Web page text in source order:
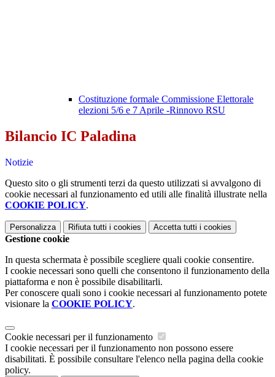
Costituzione formale Commissione Elettorale
elezioni 5/6 e 7 Aprile -Rinnovo RSU
Bilancio IC Paladina
Notizie
Questo sito o gli strumenti terzi da questo utilizzati si avvalgono di
cookie necessari al funzionamento ed utili alle finalità illustrate nella
COOKIE POLICY.
Personalizza Rifiuta tutti i cookies Accetta tutti i cookies
Gestione cookie
In questa schermata è possibile scegliere quali cookie consentire.
I cookie necessari sono quelli che consentono il funzionamento della
piattaforma e non è possibile disabilitarli.
Per conoscere quali sono i cookie necessari al funzionamento potete
visionare la COOKIE POLICY.
Cookie necessari per il funzionamento
I cookie necessari per il funzionamento non possono essere
disabilitati. È possibile consultare l'elenco nella pagina della cookie
policy.